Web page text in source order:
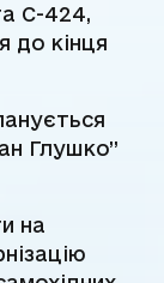
С-424,
до кінця
Глушко”
на